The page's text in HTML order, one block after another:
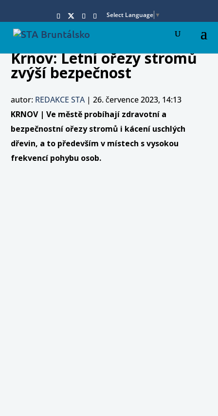
Select Language ▼
Krnov: Letní ořezy stromů
zvýší bezpečnost
autor: REDAKCE STA|26. července 2023, 14:13
KRNOV | Ve městě probíhají zdravotní a
bezpečnostní ořezy stromů i kácení uschlých
dřevin, a to především v místech s vysokou
frekvencí pohybu osob.